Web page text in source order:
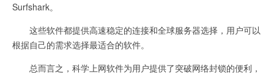
Surfshark。
这些软件都提供高速稳定的连接和全球服务器选择，用户可以
根据自己的需求选择最适合的软件。
总而言之，科学上网软件为用户提供了突破网络封锁的便利，